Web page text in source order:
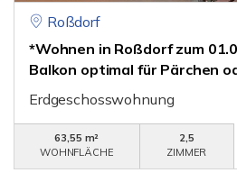
Roßdorf
*Wohnen in Roßdorf zum
Balkon optimal für Pärchen
Erdgeschosswohnung
63,55 m²
WOHNFLÄCHE
2,5
ZIMMER